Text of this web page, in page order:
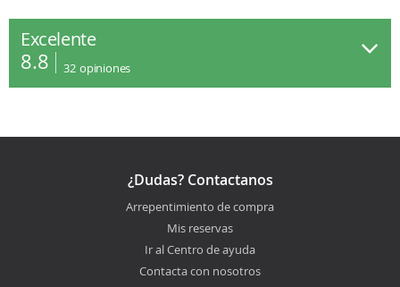
Excelente
8.8 32 opiniones
¿Dudas? Contactanos
Arrepentimiento de compra
Mis reservas
Ir al Centro de ayuda
Contacta con nosotros